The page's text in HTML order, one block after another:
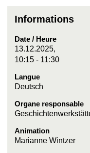
Informations
Date / Heure
13.12.2025,
10:15 - 11:30
Langue
Deutsch
Organe responsable
Animation
Marianne Wintzer